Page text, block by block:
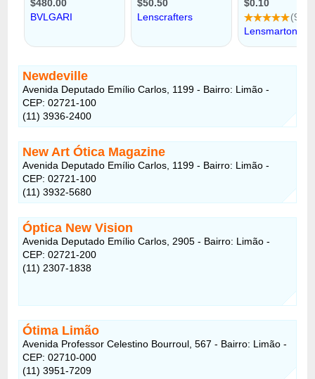
Newdeville
Avenida Deputado Emílio Carlos, 1199 - Bairro: Limão -
CEP: 02721-100
(11) 3936-2400
New Art Ótica Magazine
Avenida Deputado Emílio Carlos, 1199 - Bairro: Limão -
CEP: 02721-100
(11) 3932-5680
Óptica New Vision
Avenida Deputado Emílio Carlos, 2905 - Bairro: Limão -
CEP: 02721-200
(11) 2307-1838
Ótima Limão
Avenida Professor Celestino Bourroul, 567 - Bairro: Limão -
CEP: 02710-000
(11) 3951-7209